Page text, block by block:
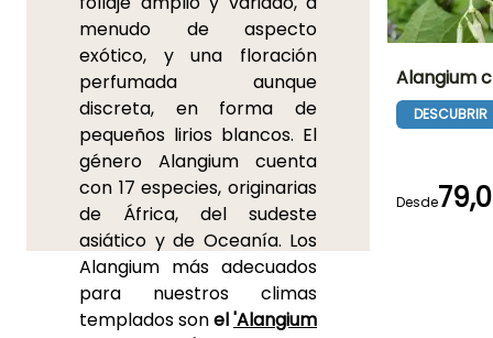
menudo de aspecto
exótico, y una floración
perfumada aunque
discreta, en forma de
pequeños lirios blancos. El
género Alangium cuenta
con 17 especies, originarias
de África, del sudeste
asiático y de Oceanía. Los
Alangium más adecuados
para nuestros climas
templados sonel'Alangium
Altura en la
madurez
Alangium
DESCUBRIR
Desde